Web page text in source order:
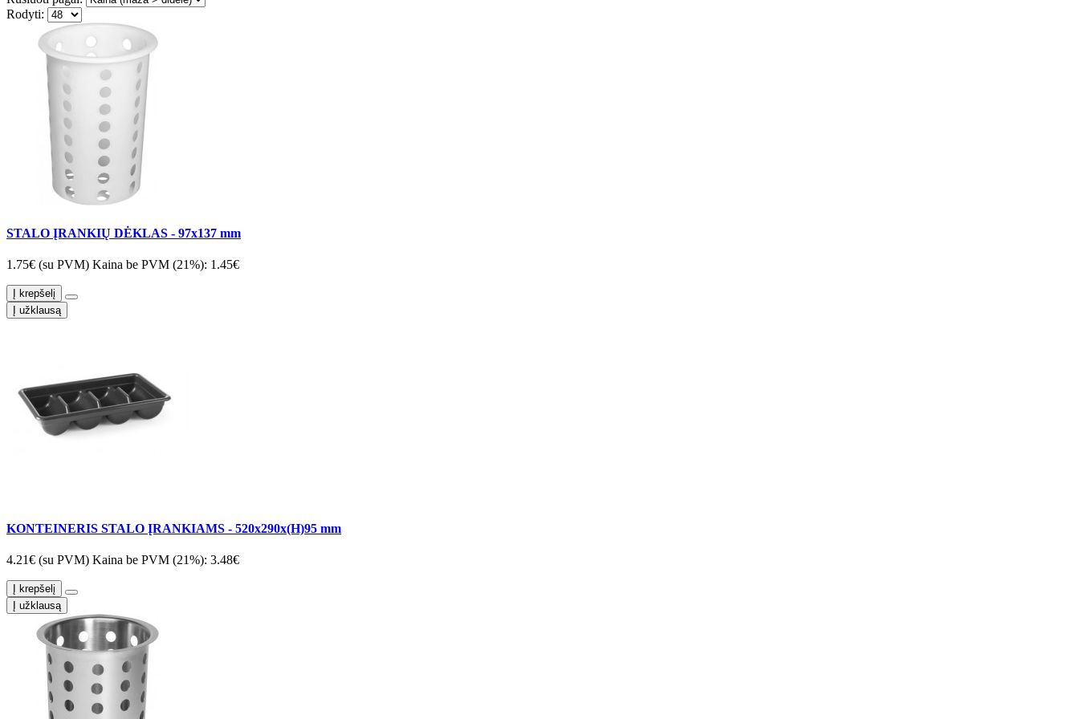
Rodyti:
STALO ĮRANKIŲ DĖKLAS - 97x137 mm
1.75€ (su PVM) Kaina be PVM (21%): 1.45€
Į krepšelį
Į užklausą
KONTEINERIS STALO ĮRANKIAMS - 520x290x(H)95 mm
4.21€ (su PVM) Kaina be PVM (21%): 3.48€
Į krepšelį
Į užklausą